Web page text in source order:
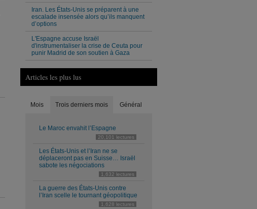
Iran. Les États-Unis se préparent à une
escalade insensée alors qu’ils manquent
d’options
L'Espagne accuse Israël
d'instrumentaliser la crise de Ceuta pour
punir Madrid de son soutien à Gaza
Articles les plus lus
Mois Trois derniers mois Général
Le Maroc envahit l’Espagne
20,101 lectures
Les États-Unis et l’Iran ne se
déplaceront pas en Suisse… Israël
sabote les négociations
1,632 lectures
La guerre des États-Unis contre
l’Iran scelle le tournant géopolitique
1,628 lectures